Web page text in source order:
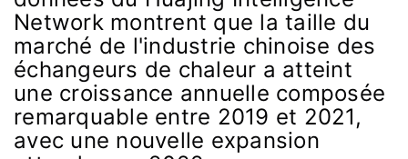
Network montrent que la taille du
marché de l'industrie chinoise des
échangeurs de chaleur a atteint
une croissance annuelle composée
remarquable entre 2019 et 2021,
avec une nouvelle expansion